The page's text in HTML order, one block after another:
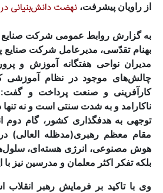
از راویان پیشرفت، نهضت دانش‌بنیانی
به گزارش روابط عمومی شرکت
بهنام تقدّسی، مدیرعامل شرکت
مدیران نواحی هفتگانه آموزش و
چالش‌های موجود در نظام آموزشی
کارآفرینی و صنعت پرداخت و
ناکارامد و به شدت سنتی است و نه
توجهی به هدفگذاری کشور، گام دوم
مقام معظم رهبری(مدظله العالی) در
هوش مصنوعی، انرژی هسته‌ای،
بلکه تفکر اکثر معلمان و مدرسین نیز
وی با تاکید بر فرمایش رهبر انقلاب